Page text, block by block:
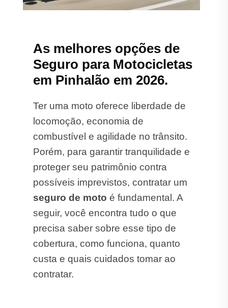
As melhores opções de
Seguro para Motocicletas
em Pinhalão em 2026.
Ter uma moto oferece liberdade de
locomoção, economia de
combustível e agilidade no trânsito.
Porém, para garantir tranquilidade e
proteger seu patrimônio contra
possíveis imprevistos, contratar um
seguro de moto é fundamental. A
seguir, você encontra tudo o que
precisa saber sobre esse tipo de
cobertura, como funciona, quanto
custa e quais cuidados tomar ao
contratar.